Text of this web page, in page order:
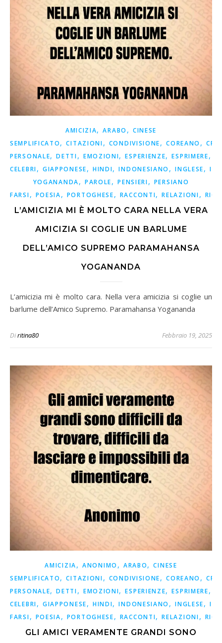
AMICIZIA,ARABO , CINESE
SEMPLIFICATO,CITAZIONI, CONDIVISIONE,COREANO ,
PERSONALE,DETTI, EMOZIONI,ESPERIENZE,ESPRIMERE,
CELEBRI, GIAPPONESE, HINDI,INDONESIANO ,INGLESE,
YOGANANDA, PAROLE,PENSIERI, PERSIANO
FARSI, POESIA, PORTOGHESE, RACCONTI,RELAZIONI,
L’AMICIZIA MI È MOLTO CARA NELLA VERA
AMICIZIA SI COGLIE UN BARLUME
DELL’AMICO SUPREMO PARAMAHANSA
YOGANANDA
L’amicizia mi è molto cara. Nella vera amicizia si coglie un
barlume dell’Amico Supremo. Paramahansa Yogananda
Diritina80 Febbraio 19, 2025
AMICIZIA, ANONIMO , ARABO,CINESE
SEMPLIFICATO,CITAZIONI, CONDIVISIONE,COREANO ,
PERSONALE,DETTI, EMOZIONI,ESPERIENZE,ESPRIMERE,
CELEBRI, GIAPPONESE, HINDI,INDONESIANO ,INGLESE,
FARSI, POESIA, PORTOGHESE, RACCONTI,RELAZIONI,
GLI AMICI VERAMENTE GRANDI SONO